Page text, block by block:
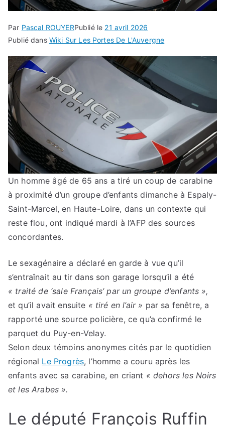
Par Pascal ROUYERPublié le 21 avril 2026
Publié dans Wiki Sur Les Portes De L'Auvergne
Un homme âgé de 65 ans a tiré un coup de carabine
à proximité d’un groupe d’enfants dimanche à Espaly-
Saint-Marcel, en Haute-Loire, dans un contexte qui
reste flou, ont indiqué mardi à l’AFP des sources
concordantes.
Le sexagénaire a déclaré en garde à vue qu’il
s’entraînait au tir dans son garage lorsqu’il a été
« traité de ‘sale Français’ par un groupe d’enfants »,
et qu’il avait ensuite « tiré en l’air » par sa fenêtre, a
rapporté une source policière, ce qu’a confirmé le
parquet du Puy-en-Velay.
Selon deux témoins anonymes cités par le quotidien
régional Le Progrès, l’homme a couru après les
enfants avec sa carabine, en criant « dehors les Noirs
et les Arabes ».
Le député François Ruffin